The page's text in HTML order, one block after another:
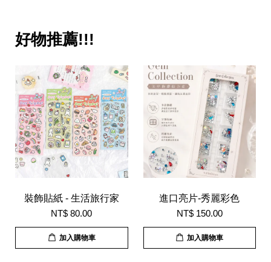
好物推薦!!!
裝飾貼紙 - 生活旅行家
NT$ 80.00
加入購物車
進口亮片-秀麗彩色
NT$ 150.00
加入購物車